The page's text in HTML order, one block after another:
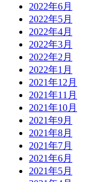
2022年6月
2022年5月
2022年4月
2022年3月
2022年2月
2022年1月
2021年12月
2021年11月
2021年10月
2021年9月
2021年8月
2021年7月
2021年6月
2021年5月